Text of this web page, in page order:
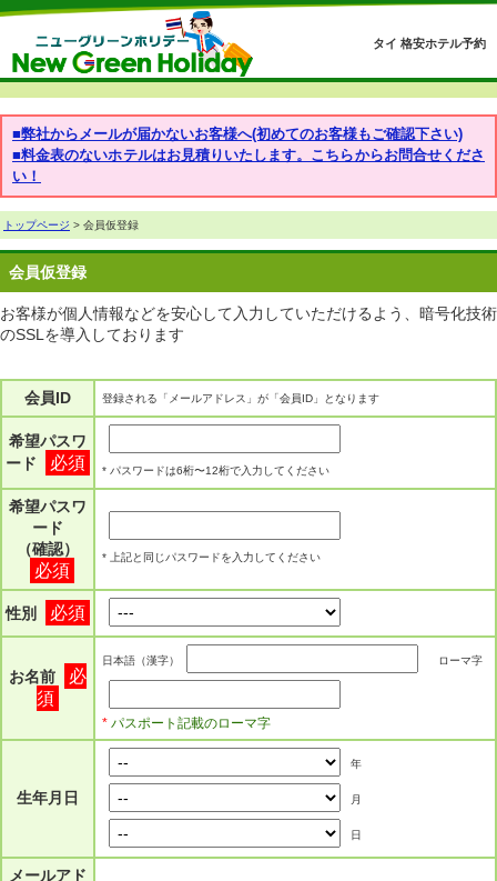
タイ 格安ホテル予約
■弊社からメールが届かないお客様へ(初めてのお客様もご確認下さい)
■料金表のないホテルはお見積りいたします。こちらからお問合せくださ
い！
トップページ > 会員仮登録
会員仮登録
お客様が個人情報などを安心して入力していただけるよう、暗号化技術
のSSLを導入しております
会員ID 登録される「メールアドレス」が「会員ID」となります
希望パスワ
ード
必須 * パスワードは6桁〜12桁で入力してください
希望パスワ
ード
（確認）
必須
* 上記と同じパスワードを入力してください
性別 必須
お名前
必
須
日本語（漢字） ローマ字
* パスポート記載のローマ字
生年月日
年
月
日
メールアド